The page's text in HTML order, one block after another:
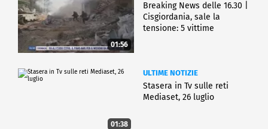
01:56
Breaking News delle 16.30 |
Cisgiordania, sale la
tensione: 5 vittime
01:38
ULTIME NOTIZIE
Stasera in Tv sulle reti
Mediaset, 26 luglio